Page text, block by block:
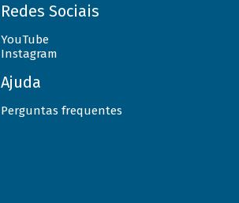
Redes Sociais
YouTube
Instagram
Ajuda
Perguntas frequentes